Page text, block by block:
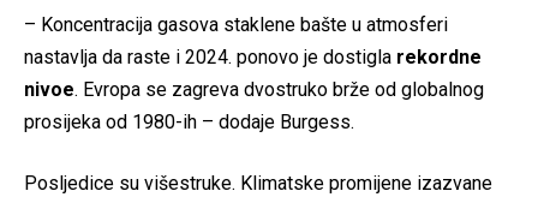
– Koncentracija gasova staklene bašte u atmosferi
nastavlja da raste i 2024. ponovo je dostigla rekordne
nivoe. Evropa se zagreva dvostruko brže od globalnog
prosijeka od 1980-ih – dodaje Burgess.
Posljedice su višestruke. Klimatske promijene izazvane